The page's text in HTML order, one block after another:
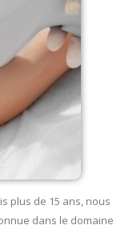
plus de 15 ans, nous
dans le domaine